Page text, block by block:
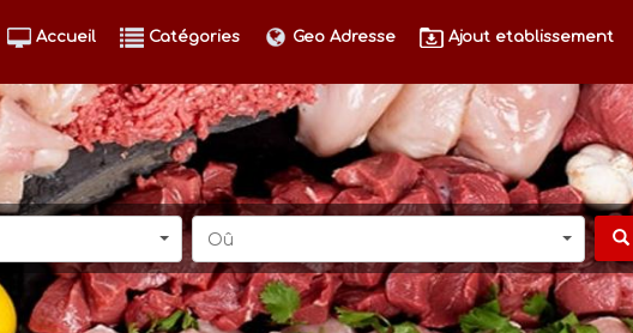
Accueil Catégories Geo Adresse Ajout etablissement
Oû